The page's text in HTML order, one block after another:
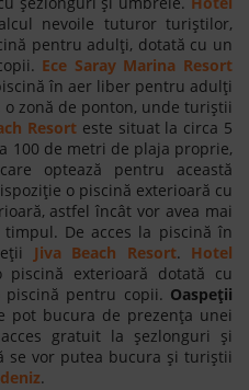
nevoile tuturor turiștilor,
pentru adulți, dotată cu un
Ece Saray Marina Resort
în aer liber pentru adulți
zonă de ponton, unde turiștii
Resorteste situat la circa 5
100 de metri de plaja proprie,
optează pentru această
o piscină exterioară cu
astfel încât vor avea mai
De acces la piscină în
Jiva Beach Resort. Hotel
exterioară dotată cu
pentru copii. Oaspeții
pot bucura de prezența unei
gratuit la șezlonguri și
se vor putea bucura și turiștii
.